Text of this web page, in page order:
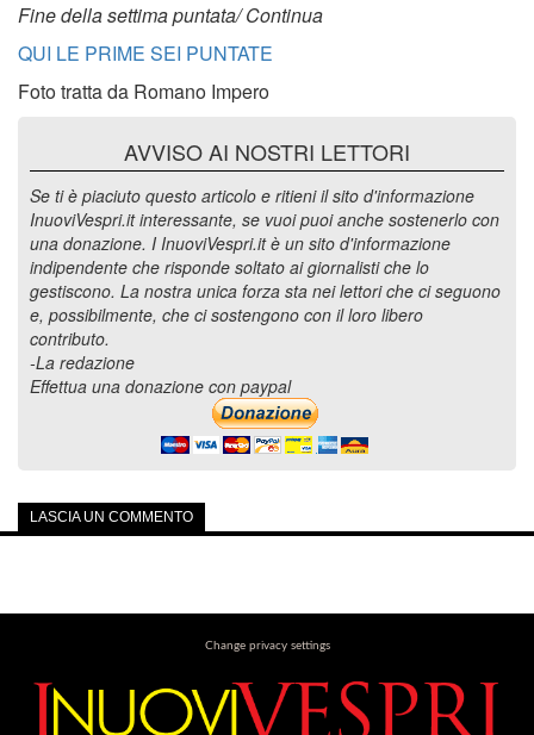
Fine della settima puntata/ Continua
QUI LE PRIME SEI PUNTATE
Foto tratta da Romano Impero
AVVISO AI NOSTRI LETTORI
Se ti è piaciuto questo articolo e ritieni il sito d'informazione
InuoviVespri.it interessante, se vuoi puoi anche sostenerlo con
una donazione. I InuoviVespri.it è un sito d'informazione
indipendente che risponde soltato ai giornalisti che lo
gestiscono. La nostra unica forza sta nei lettori che ci seguono
e, possibilmente, che ci sostengono con il loro libero
contributo.
-La redazione
Effettua una donazione con paypal
LASCIA UN COMMENTO
Change privacy settings